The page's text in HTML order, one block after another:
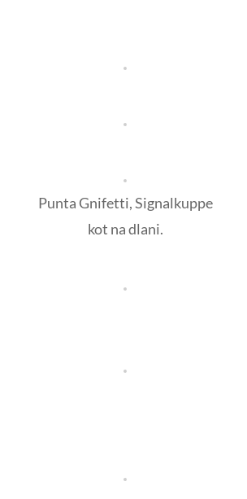
Punta Gnifetti, Signalkuppe
kot na dlani.